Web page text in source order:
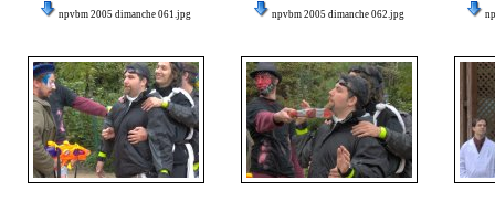
npvbm 2005 dimanche 061.jpg npvbm 2005 dimanche 062.jpg